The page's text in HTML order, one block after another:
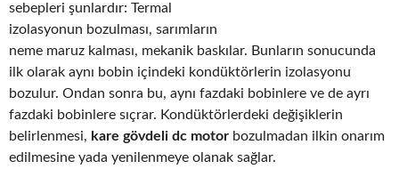
sebepleri şunlardır: Termal
izolasyonun bozulması, sarımların
neme maruz kalması, mekanik baskılar. Bunların sonucunda
ilk olarak aynı bobin içindeki kondüktörlerin izolasyonu
bozulur. Ondan sonra bu, aynı fazdaki bobinlere ve de ayrı
fazdaki bobinlere sıçrar. Kondüktörlerdeki değişiklerin
belirlenmesi, kare gövdeli dc motor bozulmadan ilkin onarım
edilmesine yada yenilenmeye olanak sağlar.